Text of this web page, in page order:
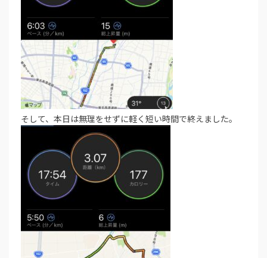
そして、本日は無理をせずに軽く短い時間で終えました。